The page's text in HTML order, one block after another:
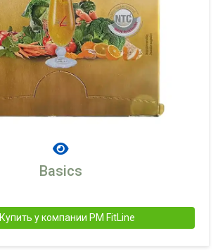
Basics
Купить у компании PM FitLine